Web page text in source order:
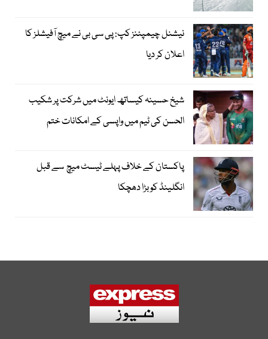
نیشنل چیمپئنز کپ: پی سی بی نے میچ آفیشلز کا
اعلان کر دیا
شیخ حسینہ کیساتھ ایونٹ میں شرکت پر شکیب
الحسن کی ٹیم میں واپسی کے امکانات ختم
پاکستان کے خلاف پہلے ٹیسٹ میچ سے قبل
انگلینڈ کو بڑا دھچکا